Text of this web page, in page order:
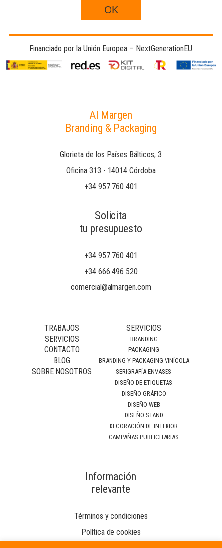
Financiado por la Unión Europea – NextGenerationEU
Al Margen
Branding & Packaging
Glorieta de los Países Bálticos, 3
Oficina 313 - 14014 Córdoba
+34 957 760 401
Solicita
tu presupuesto
+34 957 760 401
+34 666 496 520
comercial@almargen.com
TRABAJOS
SERVICIOS
CONTACTO
BLOG
SOBRE NOSOTROS
SERVICIOS
BRANDING
PACKAGING
BRANDING Y PACKAGING VINÍCOLA
SERIGRAFÍA ENVASES
DISEÑO DE ETIQUETAS
DISEÑO GRÁFICO
DISEÑO WEB
DISEÑO STAND
DECORACIÓN DE INTERIOR
CAMPAÑAS PUBLICITARIAS
Información
relevante
Términos y condiciones
Política de cookies